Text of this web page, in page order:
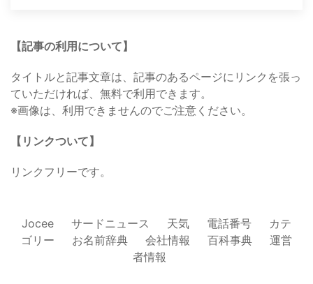
【記事の利用について】
タイトルと記事文章は、記事のあるページにリンクを張っ
ていただければ、無料で利用できます。
※画像は、利用できませんのでご注意ください。
【リンクついて】
リンクフリーです。
Jocee サードニュース 天気 電話番号
カテ
ゴリー
お名前辞典 会社情報 百科事典
運営
者情報